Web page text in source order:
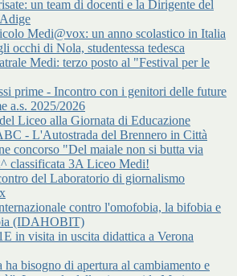
un team di docenti e la Dirigente del
Medi@vox: un anno scolastico in Italia
occhi di Nola, studentessa tedesca
Medi: terzo posto al "Festival per le
prime - Incontro con i genitori delle future
a.s. 2025/2026
Liceo alla Giornata di Educazione
- L'Autostrada del Brennero in Città
concorso "Del maiale non si butta via
classificata 3A Liceo Medi!
del Laboratorio di giornalismo
contro l'omofobia, la bifobia e
(IDAHOBIT)
in visita in uscita didattica a Verona
ha bisogno di apertura al cambiamento e